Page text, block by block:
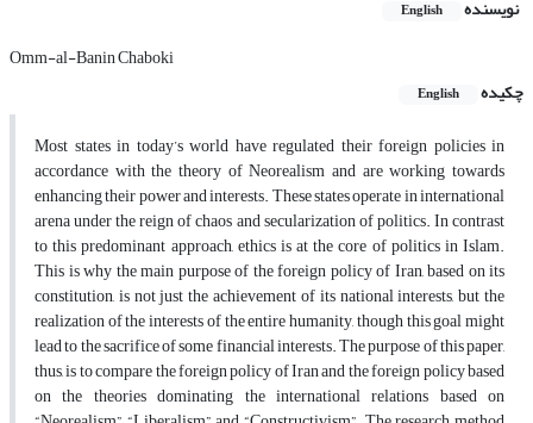
نویسنده English
Omm-al-Banin Chaboki
چکیده
English
Most states in today’s world have regulated their foreign policies in
accordance with the theory of Neorealism and are working towards
enhancing their power and interests. These states operate in international
arena under the reign of chaos and secularization of politics. In contrast
to this predominant approach, ethics is at the core of politics in Islam.
This is why the main purpose of the foreign policy of Iran, based on its
constitution, is not just the achievement of its national interests, but the
realization of the interests of the entire humanity, though this goal might
lead to the sacrifice of some financial interests. The purpose of this paper,
thus, is to compare the foreign policy of Iran and the foreign policy based
on the theories dominating the international relations based on